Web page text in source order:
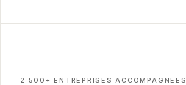
2 500+ ENTREPRISES ACCOMPAGNÉES